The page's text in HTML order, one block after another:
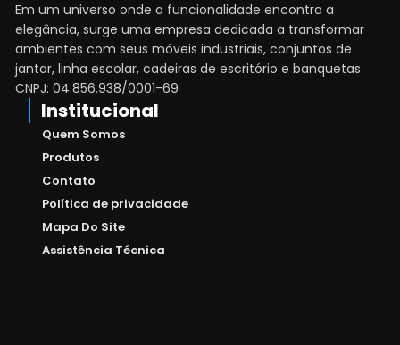
Em um universo onde a funcionalidade encontra a
elegância, surge uma empresa dedicada a transformar
ambientes com seus móveis industriais, conjuntos de
jantar, linha escolar, cadeiras de escritório e banquetas.
CNPJ: 04.856.938/0001-69
Institucional
Quem Somos
Produtos
Contato
Política de privacidade
Mapa Do Site
Assistência Técnica